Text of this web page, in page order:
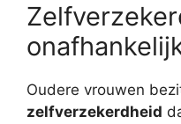
Oudere vrouwen
zelfverzekerdheid